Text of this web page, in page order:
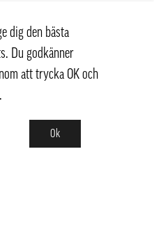
dig den bästa
Du godkänner
att trycka OK och
Ok